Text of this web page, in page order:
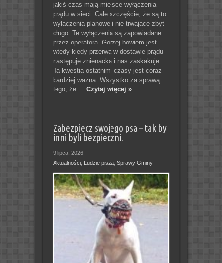
jakiś czas mają miejsce wyłączenia
prądu w sieci. Całe szczęście, że są to
wyłączenia planowe i nie trwające zbyt
długo. Te wyłączenia są zapowiadane
przez operatora. Gorzej bowiem jest
wtedy kiedy przerwa w dostawie prądu
następuje znienacka i nas zaskakuje.
Ta kwestia ostatnimi czasy jest coraz
bardziej ważna. Wszystko za sprawą
tego, że ... Czytaj więcej »
Zabezpiecz swojego psa – tak by
inni byli bezpieczni.
9 lipca, 2026
Aktualności, Ludzie piszą, Sprawy Gminy